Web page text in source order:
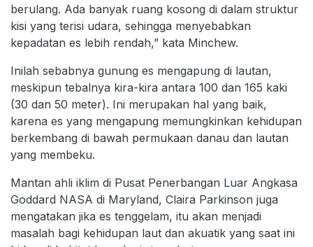
berulang. Ada banyak ruang kosong di dalam struktur
kisi yang terisi udara, sehingga menyebabkan
kepadatan es lebih rendah,” kata Minchew.
Inilah sebabnya gunung es mengapung di lautan,
meskipun tebalnya kira-kira antara 100 dan 165 kaki
(30 dan 50 meter). Ini merupakan hal yang baik,
karena es yang mengapung memungkinkan kehidupan
berkembang di bawah permukaan danau dan lautan
yang membeku.
Mantan ahli iklim di Pusat Penerbangan Luar Angkasa
Goddard NASA di Maryland, Claira Parkinson juga
mengatakan jika es tenggelam, itu akan menjadi
masalah bagi kehidupan laut dan akuatik yang saat ini